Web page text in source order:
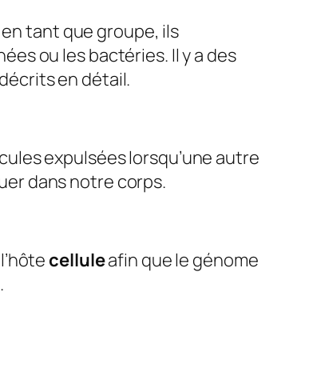
tant que groupe, ils
ou les bactéries. Il y a des
en détail.
expulsées lorsqu’une autre
dans notre corps.
celluleafin que le génome